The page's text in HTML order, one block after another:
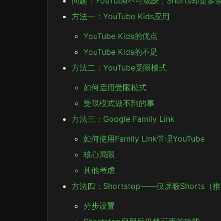
方法一：YouTube Kids应用
YouTube Kids的优点
YouTube Kids的不足
方法二：YouTube受限模式
如何启用受限模式
受限模式做不到的事
方法三：Google Family Link
如何使用Family Link管理YouTube
核心局限
其他考虑
方法四：Shortstop——仅屏蔽Shorts（推
分步设置